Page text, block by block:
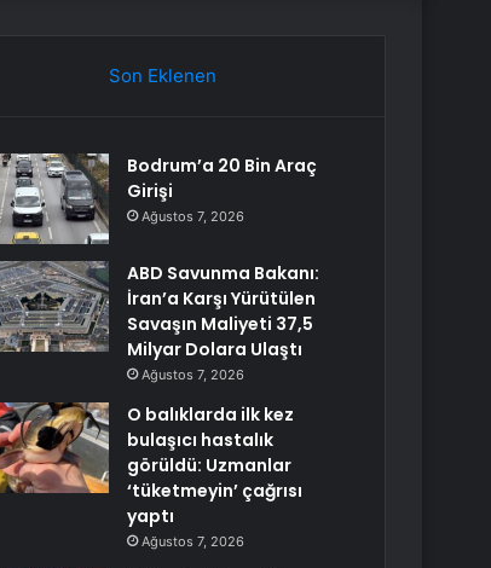
Son Eklenen
Bodrum’a 20 Bin Araç
Girişi
Ağustos 7, 2026
ABD Savunma Bakanı:
İran’a Karşı Yürütülen
Savaşın Maliyeti 37,5
Milyar Dolara Ulaştı
Ağustos 7, 2026
O balıklarda ilk kez
bulaşıcı hastalık
görüldü: Uzmanlar
‘tüketmeyin’ çağrısı
yaptı
Ağustos 7, 2026